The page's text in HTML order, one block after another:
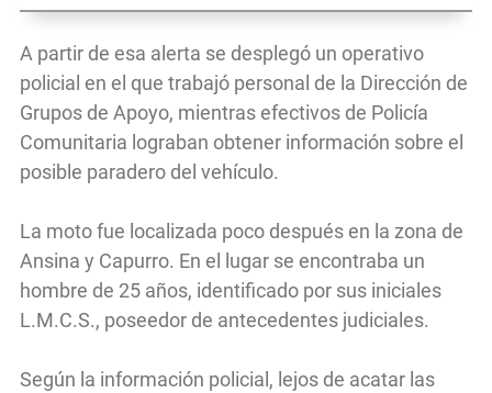
A partir de esa alerta se desplegó un operativo
policial en el que trabajó personal de la Dirección de
Grupos de Apoyo, mientras efectivos de Policía
Comunitaria lograban obtener información sobre el
posible paradero del vehículo.
La moto fue localizada poco después en la zona de
Ansina y Capurro. En el lugar se encontraba un
hombre de 25 años, identificado por sus iniciales
L.M.C.S., poseedor de antecedentes judiciales.
Según la información policial, lejos de acatar las